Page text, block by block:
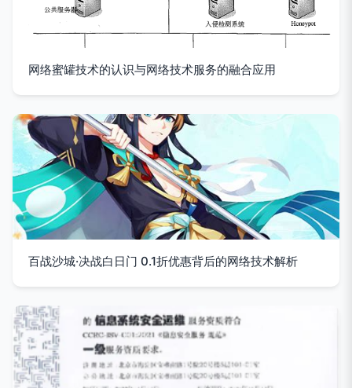
网络蜜罐技术的认识与网络技术服务的融合应用
百战沙城·决战白日门 0.1折优惠背后的网络技术解析